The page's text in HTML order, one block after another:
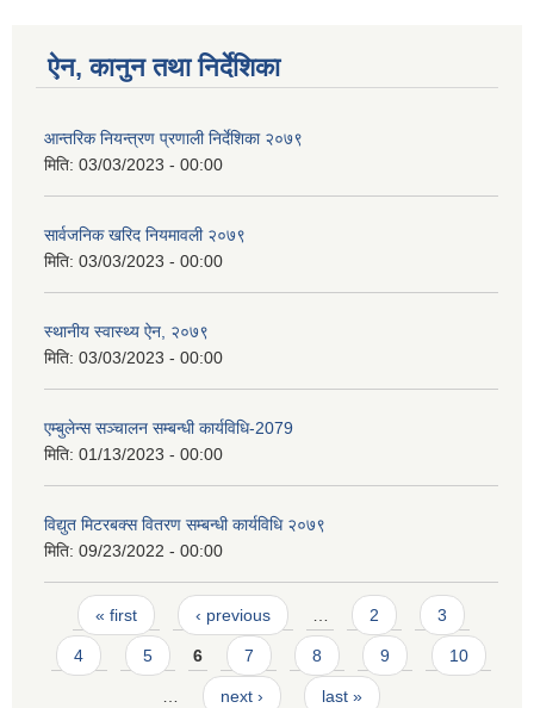
ऐन, कानुन तथा निर्देशिका
आन्तरिक नियन्त्रण प्रणाली निर्देशिका २०७९
मिति: 03/03/2023 - 00:00
सार्वजनिक खरिद नियमावली २०७९
मिति: 03/03/2023 - 00:00
स्थानीय स्वास्थ्य ऐन, २०७९
मिति: 03/03/2023 - 00:00
एम्बुलेन्स सञ्चालन सम्बन्धी कार्यविधि-2079
मिति: 01/13/2023 - 00:00
विद्युत मिटरबक्स वितरण सम्बन्धी कार्यविधि २०७९
मिति: 09/23/2022 - 00:00
Pages
« first ‹ previous 2 3
4 5 6 7 8 9 10
next › last »